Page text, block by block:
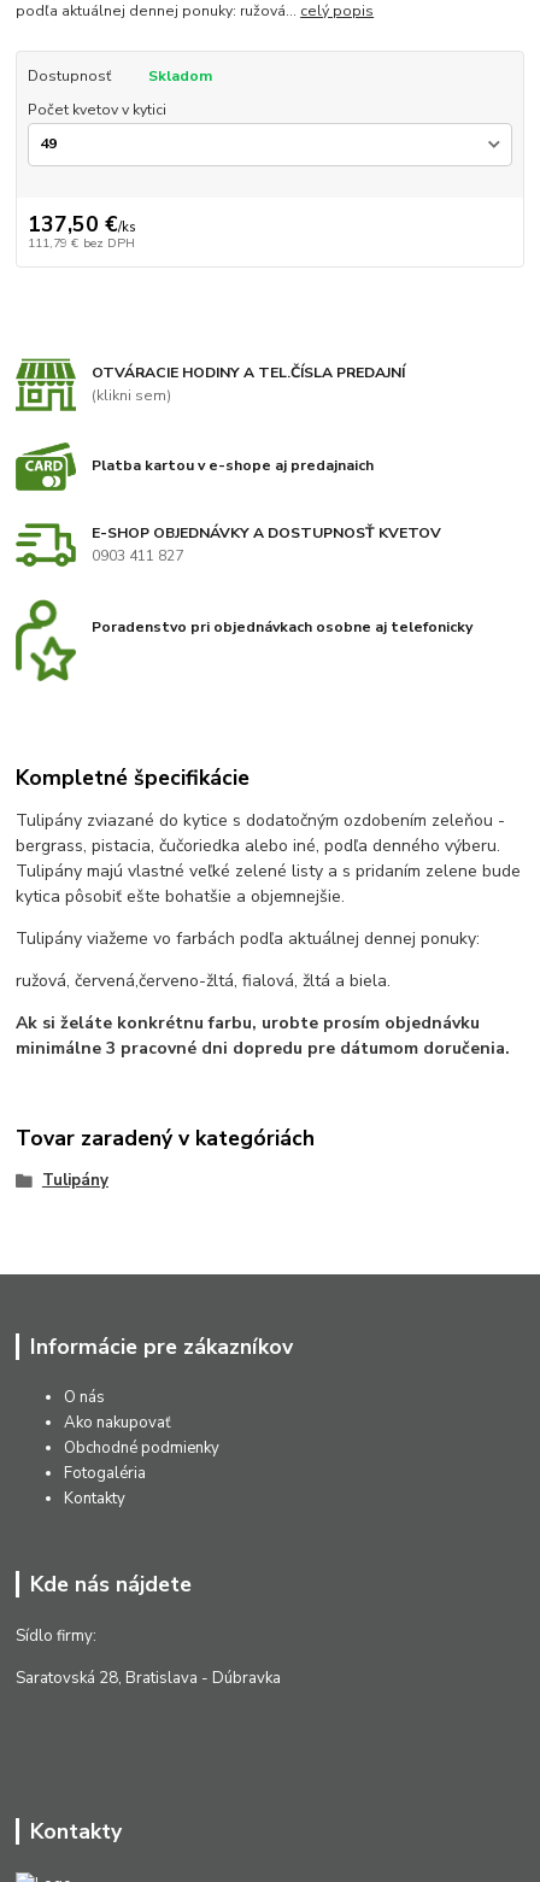
podľa aktuálnej dennej ponuky: ružová... celý popis
Dostupnosť
Skladom
Počet kvetov v kytici
137,50 €/ks
111,79 € bez DPH
OTVÁRACIE HODINY A TEL.ČÍSLA PREDAJNÍ
(klikni sem)
Platba kartou v e-shope aj predajnaich
E-SHOP OBJEDNÁVKY A DOSTUPNOSŤ KVETOV
0903 411 827
Poradenstvo pri objednávkach osobne aj telefonicky
Kompletné špecifikácie
Tulipány zviazané do kytice s dodatočným ozdobením zeleňou -
bergrass, pistacia, čučoriedka alebo iné, podľa denného výberu.
Tulipány majú vlastné veľké zelené listy a s pridaním zelene bude
kytica pôsobiť ešte bohatšie a objemnejšie.
Tulipány viažeme vo farbách podľa aktuálnej dennej ponuky:
ružová, červená,červeno-žltá, fialová, žltá a biela.
Ak si želáte konkrétnu farbu, urobte prosím objednávku
minimálne 3 pracovné dni dopredu pre dátumom doručenia.
Tovar zaradený v kategóriách
Tulipány
Informácie pre zákazníkov
O nás
Ako nakupovať
Obchodné podmienky
Fotogaléria
Kontakty
Kde nás nájdete
Sídlo firmy:
Saratovská 28, Bratislava - Dúbravka
Kontakty